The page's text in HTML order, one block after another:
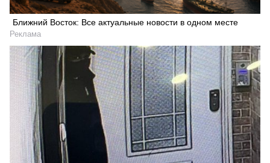
Ближний Восток: Все актуальные новости в одном месте
Реклама